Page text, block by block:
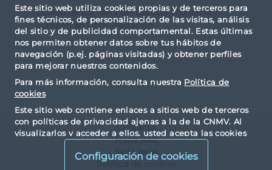
Este sitio web utiliza cookies propias y de terceros para
fines técnicos, de personalización de las visitas, análisis
del sitio y de publicidad comportamental. Estas últimas
nos permiten obtener datos sobre tus hábitos de
navegación (p.ej. páginas visitadas) y obtener perfiles
para mejorar nuestros contenidos.
Para más información, consulta nuestra Política de
cookies
Este sitio web contiene enlaces a sitios web de terceros
con políticas de privacidad ajenas a la de la CNMV. Al
visualizarlos y acceder a ellos, usted acepta las cookies
instaladas por terceros y sus políticas de privacidad y
Configuración de cookies
Listado de ESI fuera del Espacio Económico
Europeo en Libre Prestación
Contacto
Mapa web
Nota legal
Política de cookies